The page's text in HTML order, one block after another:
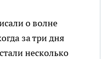
о волне
за три дня
несколько